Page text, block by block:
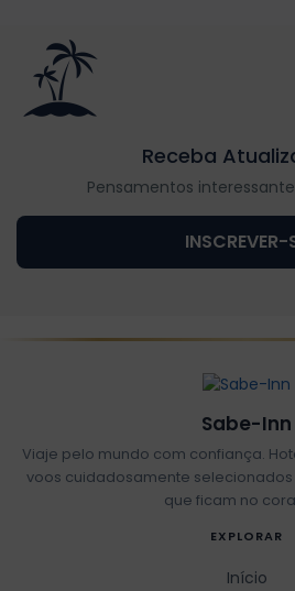
Receba
Pensamentos
INSCREVER-
Sabe-Inn
Viaje pelo mundo com confiança.
voos cuidadosamente
que ficam no
EXPLORAR
Início